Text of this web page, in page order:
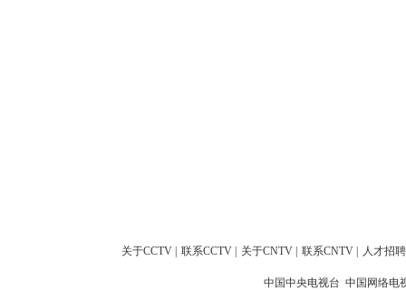
关于CCTV | 联系CCTV | 关于CNTV | 联系CNTV | 人才招聘
中国中央电视台 中国网络电